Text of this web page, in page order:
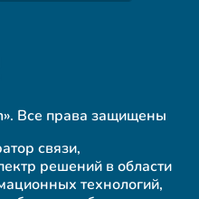
Все права защищены
связи,
решений в области
технологий,